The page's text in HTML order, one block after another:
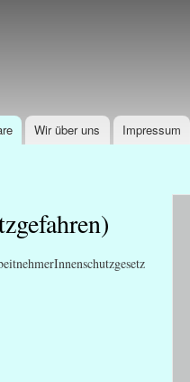
Wir über uns Impressum